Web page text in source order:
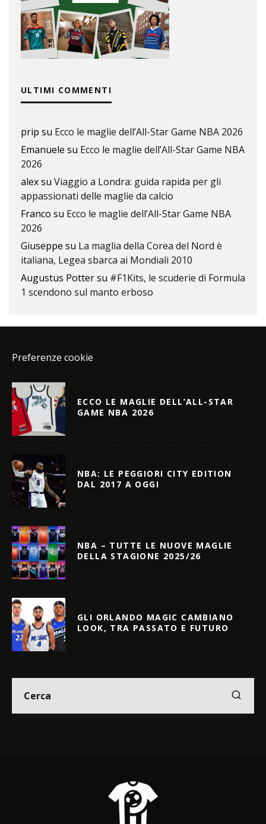
ULTIMI COMMENTI
prip su Ecco le maglie dell’All-Star Game NBA 2026
Emanuele su Ecco le maglie dell’All-Star Game NBA
2026
alexsu Viaggio a Londra: guida rapida per gli
appassionati delle maglie da calcio
Franco su Ecco le maglie dell’All-Star Game NBA
2026
Giuseppe su La maglia della Corea del Nord è
italiana, Legea sbarca ai Mondiali 2010
Augustus Pottersu #F1Kits, le scuderie di Formula
1 scendono sul manto erboso
Preferenze cookie
ECCO LE MAGLIE DELL’ALL-STAR
GAME NBA 2026
NBA: LE PEGGIORI CITY EDITION
DAL 2017 A OGGI
NBA – TUTTE LE NUOVE MAGLIE
DELLA STAGIONE 2025/26
GLI ORLANDO MAGIC CAMBIANO
LOOK, TRA PASSATO E FUTURO